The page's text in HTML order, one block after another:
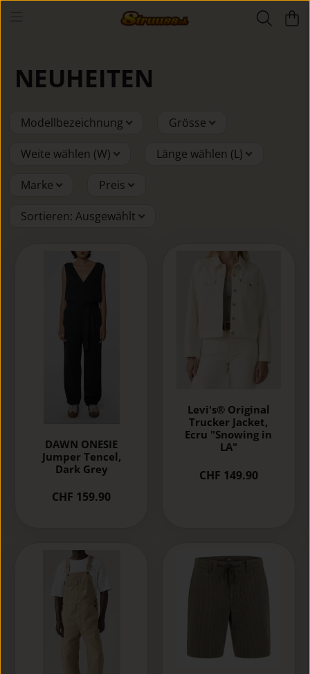
NEUHEITEN
Modellbezeichnung Grösse
Weite wählen (W) Länge wählen (L)
Marke Preis
Sortieren: Ausgewählt
DAWN ONESIE
Jumper Tencel,
Dark Grey
CHF 159.90
Levi's® Original
Trucker Jacket,
Ecru "Snowing in
LA"
CHF 149.90